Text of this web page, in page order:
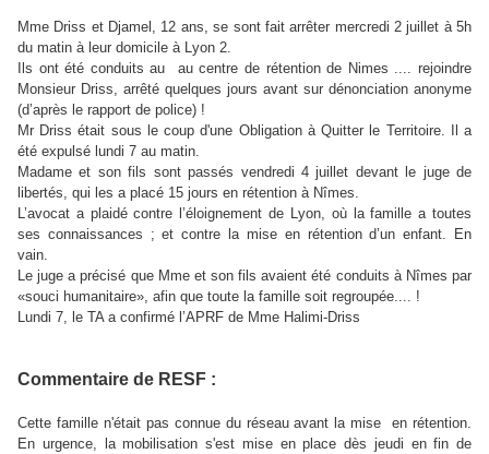
Mme Driss et Djamel, 12 ans, se sont fait arrêter mercredi 2 juillet à 5h
du matin à leur domicile à Lyon 2.
Ils ont été conduits au au centre de rétention de Nimes .... rejoindre
Monsieur Driss, arrêté quelques jours avant sur dénonciation anonyme
(d’après le rapport de police) !
Mr Driss était sous le coup d'une Obligation à Quitter le Territoire. Il a
été expulsé lundi 7 au matin.
Madame et son fils sont passés vendredi 4 juillet devant le juge de
libertés, qui les a placé 15 jours en rétention à Nîmes.
L’avocat a plaidé contre l’éloignement de Lyon, où la famille a toutes
ses connaissances ; et contre la mise en rétention d’un enfant. En
vain.
Le juge a précisé que Mme et son fils avaient été conduits à Nîmes par
«souci humanitaire», afin que toute la famille soit regroupée.... !
Lundi 7, le TA a confirmé l’APRF de Mme Halimi-Driss
Commentaire de RESF :
Cette famille n'était pas connue du réseau avant la mise en rétention.
En urgence, la mobilisation s'est mise en place dès jeudi en fin de